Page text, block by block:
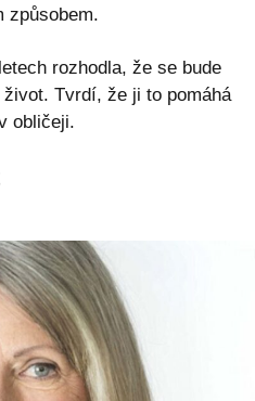
způsobem.
rozhodla, že se bude
Tvrdí, že ji to pomáhá
obličeji.